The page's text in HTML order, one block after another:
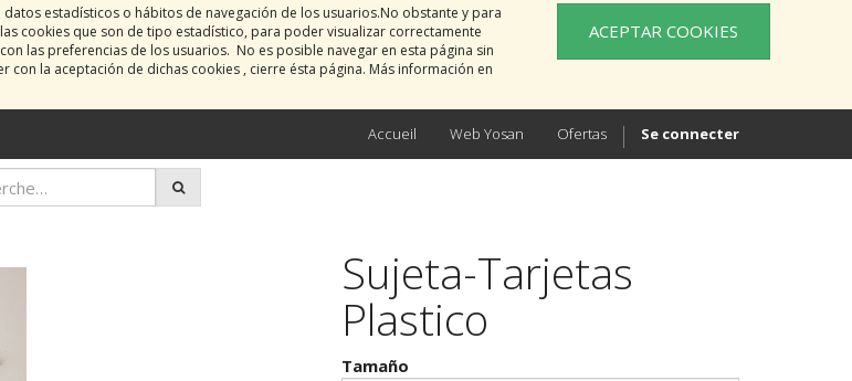
estadísticos o hábitos de navegación de los usuarios.No obstante y para
cookies que son de tipo estadístico, para poder visualizar correctamente
las preferencias de los usuarios. No es posible navegar en esta página sin
la aceptación de dichas cookies , cierre ésta página. Más información en
ACEPTAR COOKIES
Accueil Web Yosan Ofertas Se connecter
Sujeta-Tarjetas
Plastico
Tamaño